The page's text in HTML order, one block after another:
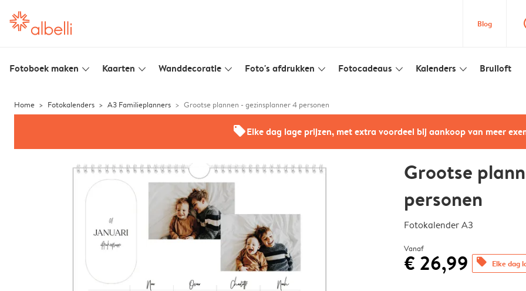
Blog
Fotoboek maken slim_arrow_down Kaarten slim_arrow_down Wanddecoratie slim_arrow_down Foto's afdrukken slim_arrow_down Fotocadeaus slim_arrow_down Kalenders slim_arrow_down Bruiloft
Home Fotokalenders A3 Familieplanners Grootse plannen - gezinsplanner 4 personen
offersElke dag lage prijzen, met extra voordeel bij aankoop van meer
Grootse
personen
Fotokalender A3
Vanaf
€ 26,99 offers Elke dag